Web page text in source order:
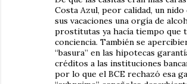
Costa Azul, peor calidad, un nido
sus vacaciones una orgía de
prostitutas ya hacía tiempo que
conciencia. También se
“basura” en las hipotecas
créditos a las instituciones
por lo que el BCE rechazó esa